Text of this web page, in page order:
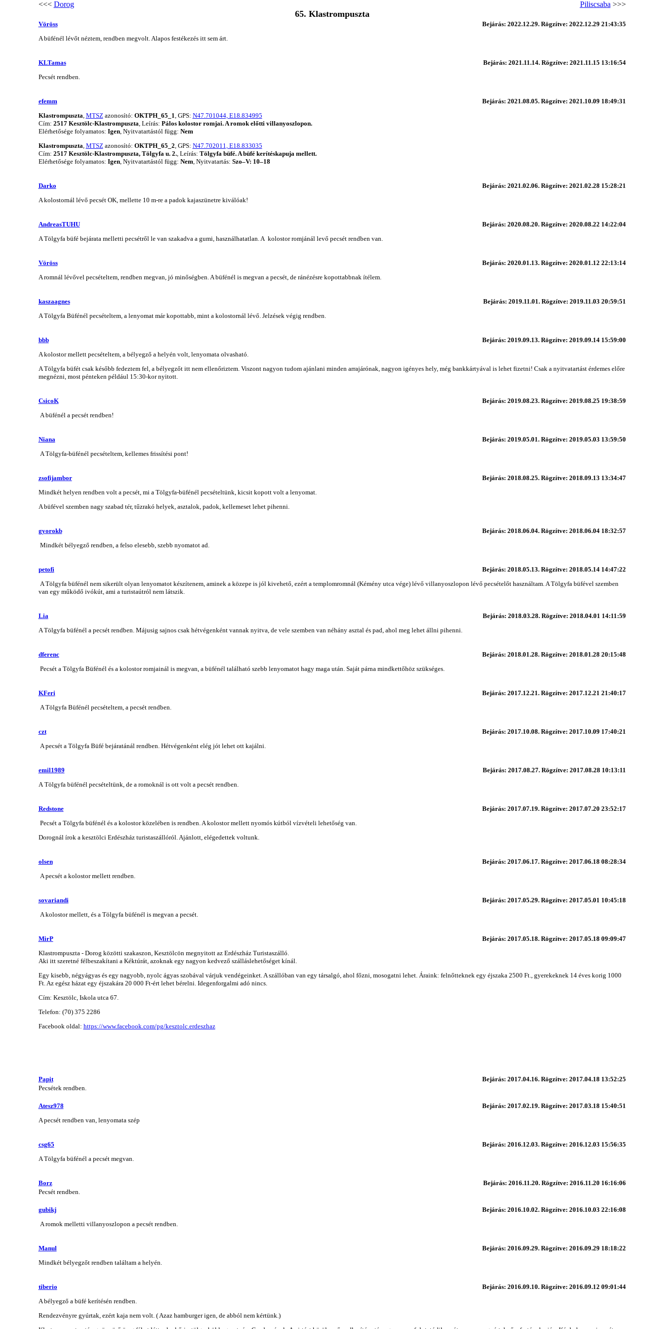
<<< Dorog Piliscsaba >>>
65. Klastrompuszta
Vöröss
Bejárás: 2022.12.29. Rögzítve: 2022.12.29 21:43:35
A büfénél lévőt néztem, rendben megvolt. Alapos festékezés itt sem árt.
KLTamas
Bejárás: 2021.11.14. Rögzítve: 2021.11.15 13:16:54
Pecsét rendben.
efemm
Bejárás: 2021.08.05. Rögzítve: 2021.10.09 18:49:31
Klastrompuszta MTSZazonosító: OKTPH_65_1 , GPS: N47.701044, E18.834995
Cím: 2517 Kesztölc-Klastrompuszta , Leírás: Pálos kolostor romjai. A romok előtti villanyoszlopon.
Elérhetősége folyamatos: Igen, Nyitvatartástól függ: Nem
Klastrompuszta MTSZazonosító: OKTPH_65_2 , GPS: N47.702011, E18.833035
Cím: 2517 Kesztölc-Klastrompuszta, Tölgyfa u. 2., Leírás: Tölgyfa büfé. A büfé kerítéskapuja mellett.
Elérhetősége folyamatos: Igen, Nyitvatartástól függ: Nem , Nyitvatartás: Szo–V: 10–18
Darko
Bejárás: 2021.02.06. Rögzítve: 2021.02.28 15:28:21
A kolostornál lévő pecsét OK, mellette 10 m-re a padok kajaszünetre kiválóak!
AndreasTUHU
Bejárás: 2020.08.20. Rögzítve: 2020.08.22 14:22:04
A Tölgyfa büfé bejárata melletti pecsétről le van szakadva a gumi, használhatatlan. A kolostor romjánál levő pecsét rendben van.
Vöröss
Bejárás: 2020.01.13. Rögzítve: 2020.01.12 22:13:14
A romnál lévővel pecsételtem, rendben megvan, jó minőségben. A büfénél is megvan a pecsét, de ránézésre kopottabbnak ítélem.
kaszaagnes
Bejárás: 2019.11.01. Rögzítve: 2019.11.03 20:59:51
A Tölgyfa Büfénél pecsételtem, a lenyomat már kopottabb, mint a kolostornál lévő. Jelzések végig rendben.
bbb
Bejárás: 2019.09.13. Rögzítve: 2019.09.14 15:59:00
A kolostor mellett pecsételtem, a bélyegző a helyén volt, lenyomata olvasható.
A Tölgyfa büfét csak később fedeztem fel, a bélyegzőt itt nem ellenőriztem. Viszont nagyon tudom ajánlani minden arrajárónak, nagyon igényes hely, még bankkártyával is lehet fizetni! Csak a nyitvatartást érdemes előre
megnézni, most pénteken például 15:30-kor nyitott.
CsicoK
Bejárás: 2019.08.23. Rögzítve: 2019.08.25 19:38:59
A büfénél a pecsét rendben!
Niana
Bejárás: 2019.05.01. Rögzítve: 2019.05.03 13:59:50
A Tölgyfa-büfénél pecsételtem, kellemes frissítési pont!
zsofijambor
Bejárás: 2018.08.25. Rögzítve: 2018.09.13 13:34:47
Mindkét helyen rendben volt a pecsét, mi a Tölgyfa-büfénél pecsételtünk, kicsit kopott volt a lenyomat.
A büfével szemben nagy szabad tér, tűzrakó helyek, asztalok, padok, kellemeset lehet pihenni.
gyorokb
Bejárás: 2018.06.04. Rögzítve: 2018.06.04 18:32:57
Mindkét bélyegző rendben, a felso elesebb, szebb nyomatot ad.
petofi
Bejárás: 2018.05.13. Rögzítve: 2018.05.14 14:47:22
A Tölgyfa büfénél nem sikerült olyan lenyomatot készítenem, aminek a közepe is jól kivehető, ezért a templomromnál (Kémény utca vége) lévő villanyoszlopon lévő pecsételőt használtam. A Tölgyfa büfével szemben
van egy működő ivókút, ami a turistaútról nem látszik.
Lia
Bejárás: 2018.03.28. Rögzítve: 2018.04.01 14:11:59
A Tölgyfa büfénél a pecsét rendben. Májusig sajnos csak hétvégenként vannak nyitva, de vele szemben van néhány asztal és pad, ahol meg lehet állni pihenni.
dferenc
Bejárás: 2018.01.28. Rögzítve: 2018.01.28 20:15:48
Pecsét a Tölgyfa Büfénél és a kolostor romjainál is megvan, a büfénél található szebb lenyomatot hagy maga után. Saját párna mindkettőhöz szükséges.
KFeri
Bejárás: 2017.12.21. Rögzítve: 2017.12.21 21:40:17
A Tölgyfa Büfénél pecsételtem, a pecsét rendben.
czt
Bejárás: 2017.10.08. Rögzítve: 2017.10.09 17:40:21
A pecsét a Tölgyfa Büfé bejáratánál rendben. Hétvégenként elég jót lehet ott kajálni.
emil1989
Bejárás: 2017.08.27. Rögzítve: 2017.08.28 10:13:11
A Tölgyfa büfénél pecsételtünk, de a romoknál is ott volt a pecsét rendben.
Redstone
Bejárás: 2017.07.19. Rögzítve: 2017.07.20 23:52:17
Pecsét a Tölgyfa büfénél és a kolostor közelében is rendben. A kolostor mellett nyomós kútból vízvételi lehetőség van.
Dorognál írok a kesztölci Erdészház turistaszállóról. Ajánlott, elégedettek voltunk.
olsen
Bejárás: 2017.06.17. Rögzítve: 2017.06.18 08:28:34
A pecsét a kolostor mellett rendben.
sovariandi
Bejárás: 2017.05.29. Rögzítve: 2017.05.01 10:45:18
A kolostor mellett, és a Tölgyfa büfénél is megvan a pecsét.
MirP
Bejárás: 2017.05.18. Rögzítve: 2017.05.18 09:09:47
Klastrompuszta - Dorog közötti szakaszon, Kesztölcön megnyitott az Erdészház Turistaszálló.
Aki itt szeretné félbeszakítani a Kéktúrát, azoknak egy nagyon kedvező szálláslehetőséget kínál.
Egy kisebb, négyágyas és egy nagyobb, nyolc ágyas szobával várjuk vendégeinket. A szállóban van egy társalgó, ahol főzni, mosogatni lehet. Áraink: felnőtteknek egy éjszaka 2500 Ft., gyerekeknek 14 éves korig 1000
Ft. Az egész házat egy éjszakára 20 000 Ft-ért lehet bérelni. Idegenforgalmi adó nincs.
Cím: Kesztölc, Iskola utca 67.
Telefon: (70) 375 2286
Facebook oldal: https://www.facebook.com/pg/kesztolc.erdeszhaz
Papit
Bejárás: 2017.04.16. Rögzítve: 2017.04.18 13:52:25
Pecsétek rendben.
Atesz978
Bejárás: 2017.02.19. Rögzítve: 2017.03.18 15:40:51
A pecsét rendben van, lenyomata szép
csg65
Bejárás: 2016.12.03. Rögzítve: 2016.12.03 15:56:35
A Tölgyfa büfénél a pecsét megvan.
Borz
Bejárás: 2016.11.20. Rögzítve: 2016.11.20 16:16:06
Pecsét rendben.
gubikj
Bejárás: 2016.10.02. Rögzítve: 2016.10.03 22:16:08
A romok melletti villanyoszlopon a pecsét rendben.
Manul
Bejárás: 2016.09.29. Rögzítve: 2016.09.29 18:18:22
Mindkét bélyegzőt rendben találtam a helyén.
tiberio
Bejárás: 2016.09.10. Rögzítve: 2016.09.12 09:01:44
A bélyegző a büfé kerítésén rendben.
Rendezvényre gyúrtak, ezért kaja nem volt. ( Azaz hamburger igen, de abból nem kértünk.)